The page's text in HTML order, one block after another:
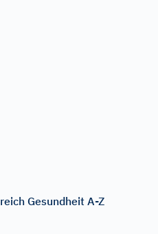
Gesundheit A-Z